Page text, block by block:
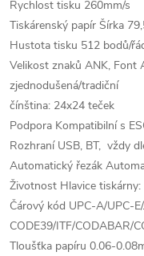
Rychlost tisku 260mm/s
Tiskárenský papír Šírka
Hustota tisku 512 bodů/
Velikost znaků ANK, Font
zjednodušená/tradiční
čínština: 24x24 teček
Podpora Kompatibilní s
Rozhraní USB, BT, vždy
Automatický řezák
Životnost Hlavice tiskárny:
Čárový kód UPC-A/UPC-
CODE39/ITF/CODABAR/
Tloušťka papíru 0.06-